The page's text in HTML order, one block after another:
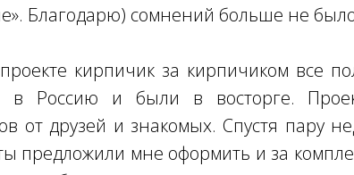
Благодарю) сомнений больше не
кирпичик за кирпичиком все
в Россию и были в восторге.
от друзей и знакомых. Спустя пару
предложили мне оформить и за